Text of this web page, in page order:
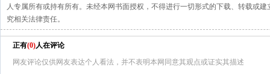
人专属所有或持有所有。未经本网书面授权，不得进行一切形式的下载、转载或
究相关法律责任。
正有(0)人在评论
网友评论仅供网友表达个人看法，并不表明本网同意其观点或证实其描述